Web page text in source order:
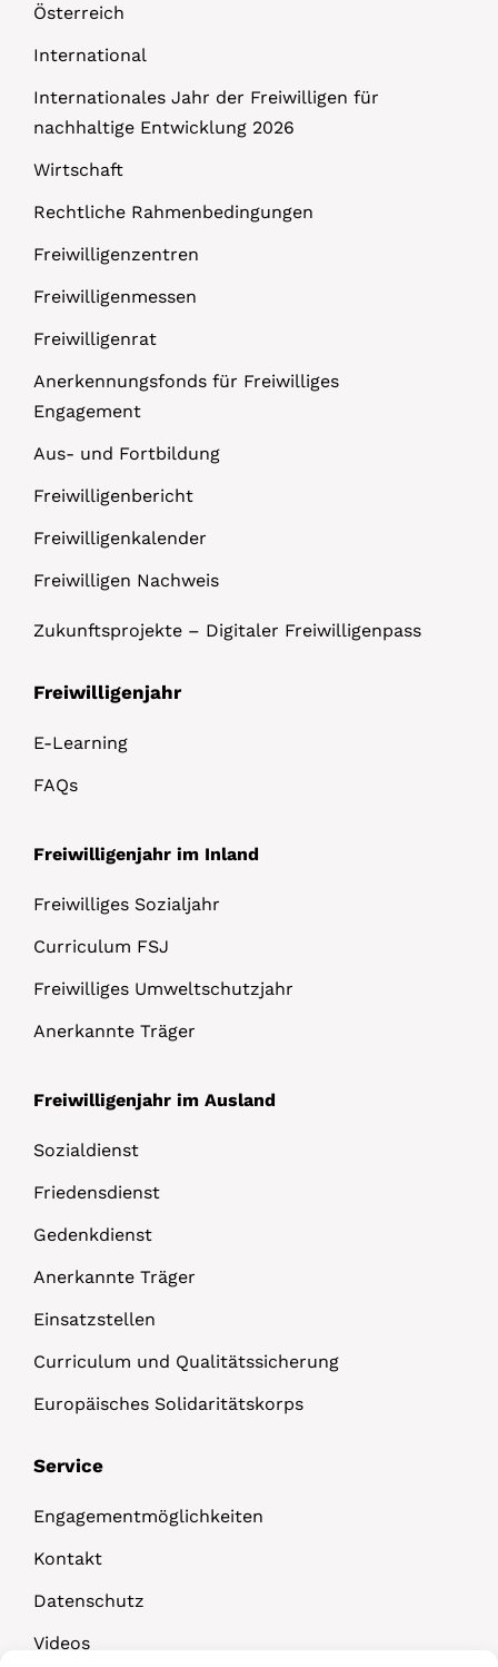
Österreich
International
Internationales Jahr der Freiwilligen für
nachhaltige Entwicklung 2026
Wirtschaft
Rechtliche Rahmenbedingungen
Freiwilligenzentren
Freiwilligenmessen
Freiwilligenrat
Anerkennungsfonds für Freiwilliges
Engagement
Aus- und Fortbildung
Freiwilligenbericht
Freiwilligenkalender
Freiwilligen Nachweis
Zukunftsprojekte – Digitaler Freiwilligenpass
Freiwilligenjahr
E-Learning
FAQs
Freiwilligenjahr im Inland
Freiwilliges Sozialjahr
Curriculum FSJ
Freiwilliges Umweltschutzjahr
Anerkannte Träger
Freiwilligenjahr im Ausland
Sozialdienst
Friedensdienst
Gedenkdienst
Anerkannte Träger
Einsatzstellen
Curriculum und Qualitätssicherung
Europäisches Solidaritätskorps
Service
Engagementmöglichkeiten
Kontakt
Datenschutz
Videos